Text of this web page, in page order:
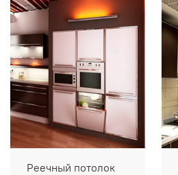
Реечный потолок